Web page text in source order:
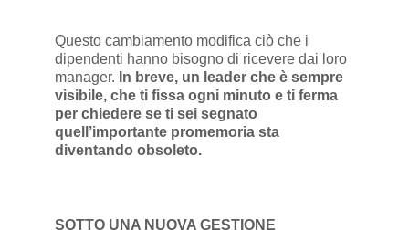
Questo cambiamento modifica ciò che i
dipendenti hanno bisogno di ricevere dai loro
manager. In breve, un leader che è sempre
visibile, che ti fissa ogni minuto e ti ferma
per chiedere se ti sei segnato
quell’importante promemoria sta
diventando obsoleto.
SOTTO UNA NUOVA GESTIONE